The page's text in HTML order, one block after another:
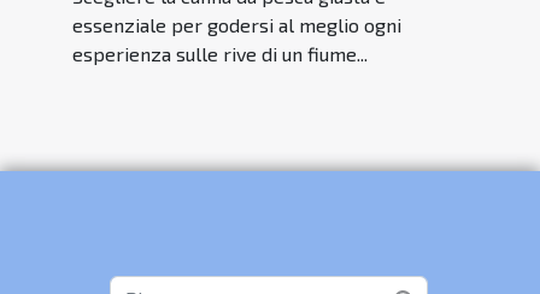
essenziale per godersi al meglio ogni
esperienza sulle rive di un fiume...